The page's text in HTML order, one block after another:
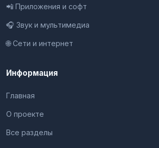
📲 Приложения и софт
🎧 Звук и мультимедиа
🌐 Сети и интернет
Информация
Главная
О проекте
Все разделы